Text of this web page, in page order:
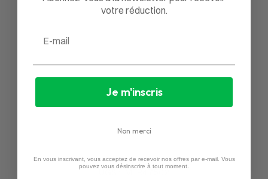
Aucun avis
UGS : MER47502
votre réduction.
Je m'inscris
Non merci
En vous inscrivant, vous acceptez de recevoir nos offres par e-mail. Vous
pouvez vous désinscrire à tout moment.